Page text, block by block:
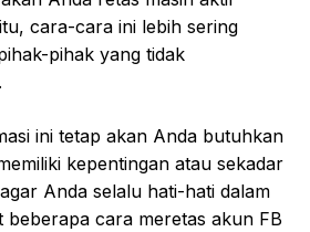
cara-cara ini lebih sering
pihak yang tidak
ini tetap akan Anda butuhkan
kepentingan atau sekadar
Anda selalu hati-hati dalam
beberapa cara meretas akun FB